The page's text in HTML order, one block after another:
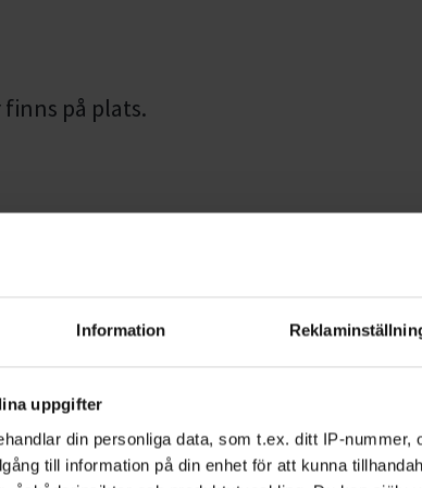
Information
uppgifter
din personliga data, som t.ex. ditt IP-nummer,
till information på din enhet för att kunna
på plats.
på under helgen.
Kyl och mikro finns.
symaskin och sytillbehör. De kan